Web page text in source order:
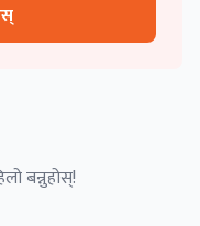
बन्नुहोस्!